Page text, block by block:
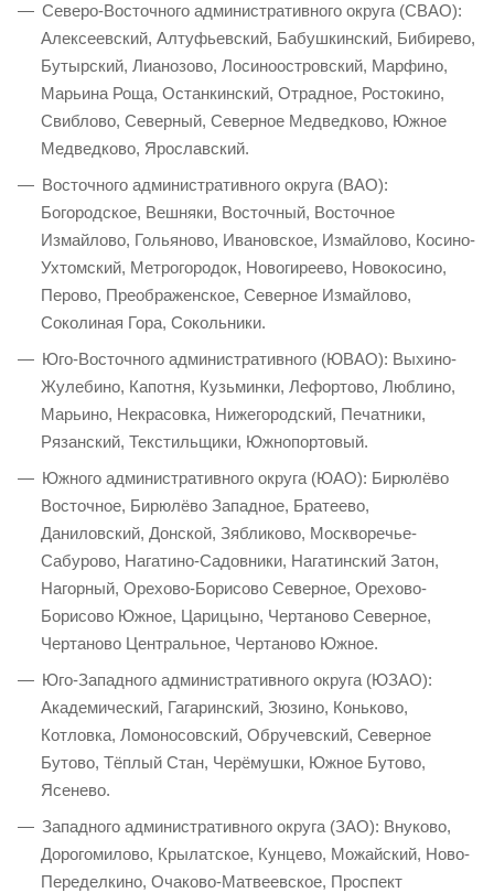
Северо-Восточного административного округа (СВАО):
Алексеевский, Алтуфьевский, Бабушкинский, Бибирево,
Бутырский, Лианозово, Лосиноостровский, Марфино,
Марьина Роща, Останкинский, Отрадное, Ростокино,
Свиблово, Северный, Северное Медведково, Южное
Медведково, Ярославский.
Восточного административного округа (ВАО):
Богородское, Вешняки, Восточный, Восточное
Измайлово, Гольяново, Ивановское, Измайлово, Косино-
Ухтомский, Метрогородок, Новогиреево, Новокосино,
Перово, Преображенское, Северное Измайлово,
Соколиная Гора, Сокольники.
Юго-Восточного административного (ЮВАО): Выхино-
Жулебино, Капотня, Кузьминки, Лефортово, Люблино,
Марьино, Некрасовка, Нижегородский, Печатники,
Рязанский, Текстильщики, Южнопортовый.
Южного административного округа (ЮАО): Бирюлёво
Восточное, Бирюлёво Западное, Братеево,
Даниловский, Донской, Зябликово, Москворечье-
Сабурово, Нагатино-Садовники, Нагатинский Затон,
Нагорный, Орехово-Борисово Северное, Орехово-
Борисово Южное, Царицыно, Чертаново Северное,
Чертаново Центральное, Чертаново Южное.
Юго-Западного административного округа (ЮЗАО):
Академический, Гагаринский, Зюзино, Коньково,
Котловка, Ломоносовский, Обручевский, Северное
Бутово, Тёплый Стан, Черёмушки, Южное Бутово,
Ясенево.
Западного административного округа (ЗАО): Внуково,
Дорогомилово, Крылатское, Кунцево, Можайский, Ново-
Переделкино, Очаково-Матвеевское, Проспект